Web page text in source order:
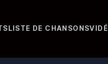
LISTE DE CHANSONS